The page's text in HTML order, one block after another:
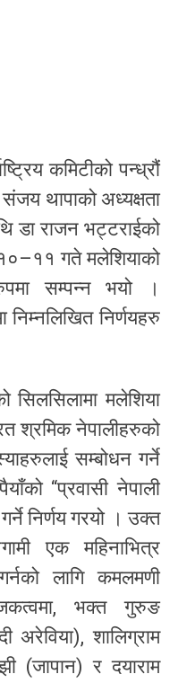
कमिटीको पन्ध्रौं
थापाको अध्यक्षता
डा राजन भट्टराईको
गते मलेशियाको
सम्पन्न भयो ।
निर्णयहरु
सिलसिलामा मलेशिया
श्रमिक नेपालीहरुको
सम्बोधन गर्ने
“प्रवासी नेपाली
निर्णय गरयो । उक्त
एक महिनाभित्र
लागि कमलमणी
भक्त गुरुङ
अरेविया), शालिग्राम
(जापान) र दयाराम